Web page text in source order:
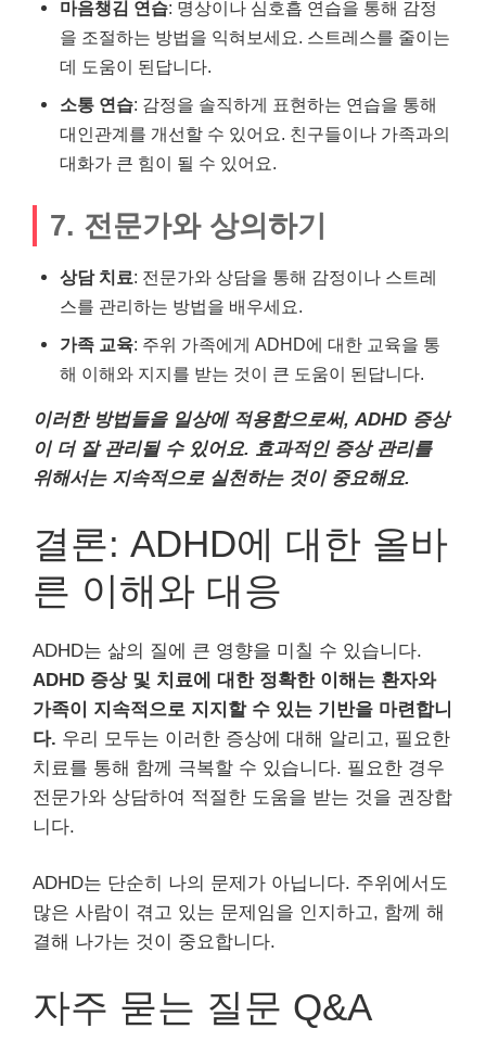
마음챙김 연습: 명상이나 심호흡 연습을 통해 감정
을 조절하는 방법을 익혀보세요. 스트레스를 줄이는
데 도움이 된답니다.
소통 연습: 감정을 솔직하게 표현하는 연습을 통해
대인관계를 개선할 수 있어요. 친구들이나 가족과의
대화가 큰 힘이 될 수 있어요.
7. 전문가와 상의하기
상담 치료: 전문가와 상담을 통해 감정이나 스트레
스를 관리하는 방법을 배우세요.
가족 교육: 주위 가족에게 ADHD에 대한 교육을 통
해 이해와 지지를 받는 것이 큰 도움이 된답니다.
이러한 방법들을 일상에 적용함으로써, ADHD 증상
이 더 잘 관리될 수 있어요. 효과적인 증상 관리를
위해서는 지속적으로 실천하는 것이 중요해요.
결론: ADHD에 대한 올바
른 이해와 대응
ADHD는 삶의 질에 큰 영향을 미칠 수 있습니다.
ADHD 증상 및 치료에 대한 정확한 이해는 환자와
가족이 지속적으로 지지할 수 있는 기반을 마련합니
다. 우리 모두는 이러한 증상에 대해 알리고, 필요한
치료를 통해 함께 극복할 수 있습니다. 필요한 경우
전문가와 상담하여 적절한 도움을 받는 것을 권장합
니다.
ADHD는 단순히 나의 문제가 아닙니다. 주위에서도
많은 사람이 겪고 있는 문제임을 인지하고, 함께 해
결해 나가는 것이 중요합니다.
자주 묻는 질문 Q&A